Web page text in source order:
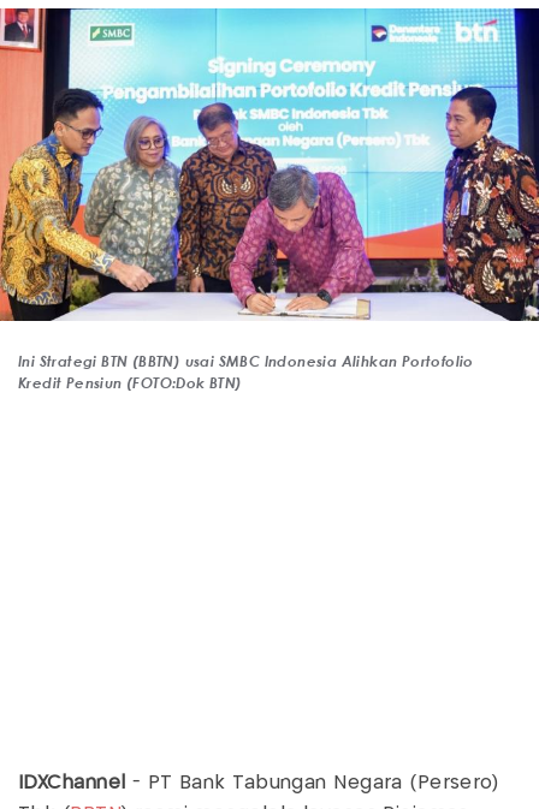
Ini Strategi BTN (BBTN) usai SMBC Indonesia Alihkan Portofolio
Kredit Pensiun (FOTO:Dok BTN)
IDXChannel
- PT Bank Tabungan Negara (Persero)